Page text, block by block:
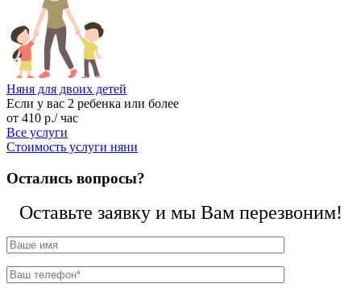
Няня для двоих детей
Если у вас 2 ребенка или более
от 410 р./ час
Все услуги
Стоимость услуги няни
Остались вопросы?
Оставьте заявку и мы Вам перезвоним!